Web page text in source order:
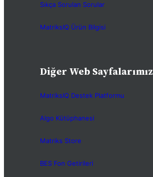
Sıkça Sorulan Sorular
MatriksIQ Ürün Bilgisi
Diğer Web Sayfalarımız
MatriksIQ Destek Platformu
Algo Kütüphanesi
Matriks Store
BES Fon Getirileri